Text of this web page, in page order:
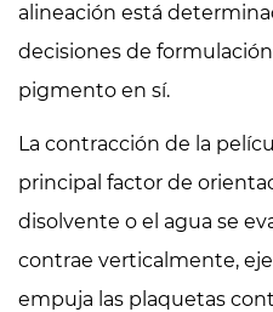
alineación está
decisiones de
pigmento en sí.
La contracción de la
principal factor de
disolvente o el agua se
contrae verticalmente,
empuja las plaquetas